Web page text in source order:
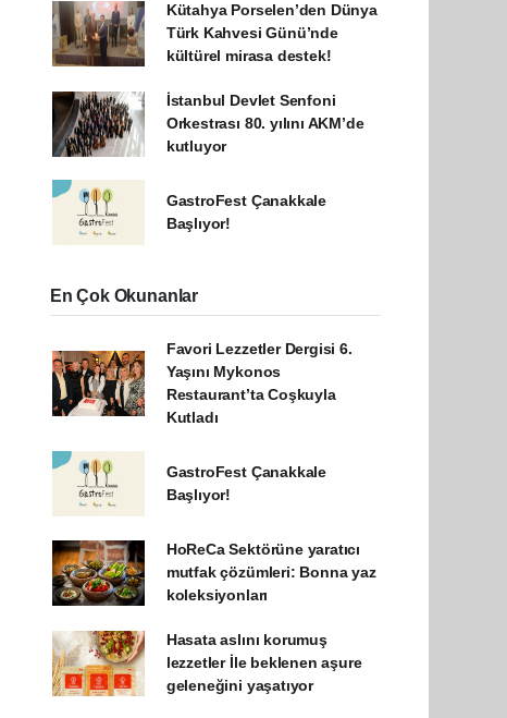
Kütahya Porselen’den Dünya
Türk Kahvesi Günü’nde
kültürel mirasa destek!
İstanbul Devlet Senfoni
Orkestrası 80. yılını AKM’de
kutluyor
GastroFest Çanakkale
Başlıyor!
En Çok Okunanlar
Favori Lezzetler Dergisi 6.
Yaşını Mykonos
Restaurant’ta Coşkuyla
Kutladı
GastroFest Çanakkale
Başlıyor!
HoReCa Sektörüne yaratıcı
mutfak çözümleri: Bonna yaz
koleksiyonları
Hasata aslını korumuş
lezzetler İle beklenen aşure
geleneğini yaşatıyor